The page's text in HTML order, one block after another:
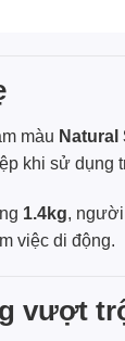
màu Natural
khi sử dụng
1.4kg, người
việc di động.
vượt